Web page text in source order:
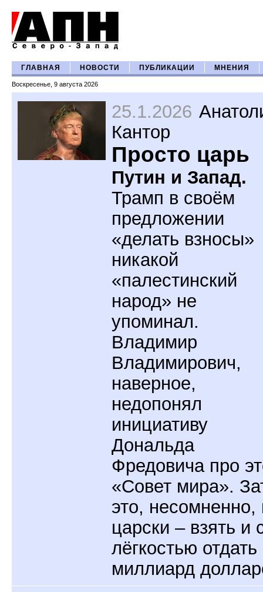
ГЛАВНАЯ НОВОСТИ ПУБЛИКАЦИИ МНЕНИЯ
Воскресенье, 9 августа 2026
25.1.2026
Кантор
Просто царь
Путин и Запад.
Трамп в своём
предложении
«делать взносы»
никакой
«палестинский
народ» не
упоминал.
Владимир
Владимирович,
наверное,
недопонял
инициативу
Дональда
Фредовича про
«Совет мира».
это, несомненно,
царски – взять и
лёгкостью отдать
миллиард